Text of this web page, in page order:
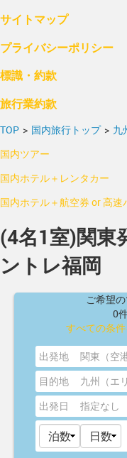
サイトマップ
プライバシーポリシー
標識・約款
旅行業約款
TOP > 国内旅行トップ > 九
国内ツアー
国内ホテル＋レンタカー
国内ホテル＋航空券 or 高速
(4名1室)関東
ントレ福岡
ご希望
0
すべての条
出発地
関東（空
目的地
九州（エ
出発日
指定なし